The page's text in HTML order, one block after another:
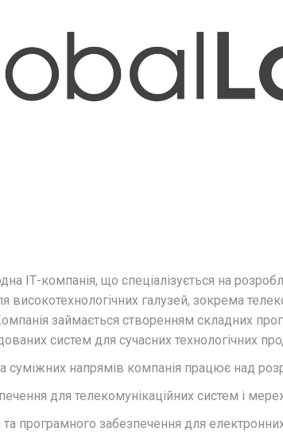
ІТ-компанія, що спеціалізується на
високотехнологічних галузей, зокрема
займається створенням складних
систем для сучасних технологічних
суміжних напрямів компанія працює над
для телекомунікаційних систем і
та програмного забезпечення для